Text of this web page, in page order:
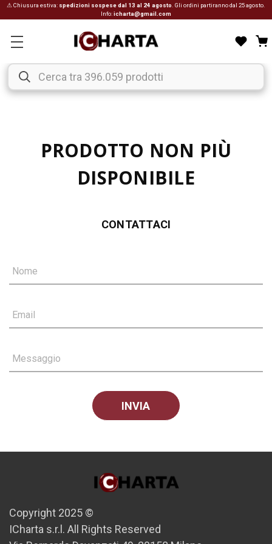
⚠ Chiusura estiva: spedizioni sospese dal 13 al 24 agosto . Gli ordini partiranno dal 25 agosto.
Info:icharta@gmail.com
PRODOTTO NON PIÙ
DISPONIBILE
CONTATTACI
Nome
Email
Messaggio
Copyright 2025 ©
ICharta s.r.l. All Rights Reserved